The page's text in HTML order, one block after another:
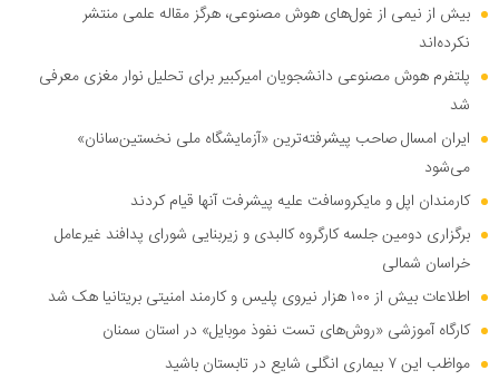
بیش از نیمی از غول‌های هوش مصنوعی، هرگز مقاله علمی منتشر
نکرده‌اند
پلتفرم هوش مصنوعی دانشجویان امیرکبیر برای تحلیل نوار مغزی معرفی
شد
ایران امسال صاحب پیشرفته‌ترین «آزمایشگاه ملی نخستین‌سانان»
می‌شود
کارمندان اپل و مایکروسافت علیه پیشرفت آنها قیام کردند
برگزاری دومین جلسه کارگروه کالبدی و زیربنایی شورای پدافند غیرعامل
خراسان شمالی
اطلاعات بیش از ۱۰۰ هزار نیروی پلیس و کارمند امنیتی بریتانیا هک شد
کارگاه آموزشی «روش‌های تست نفوذ موبایل» در استان سمنان
مواظب این ۷ بیماری انگلی شایع در تابستان باشید